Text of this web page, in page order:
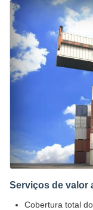
Serviços de valor
Cobertura total